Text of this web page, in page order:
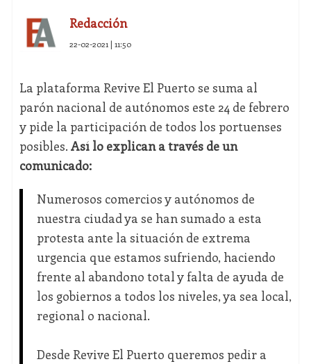
Redacción
22-02-2021 | 11:50
La plataforma Revive El Puerto se suma al
parón nacional de autónomos este 24 de febrero
y pide la participación de todos los portuenses
posibles. Así lo explican a través de un
comunicado:
Numerosos comercios y autónomos de
nuestra ciudad ya se han sumado a esta
protesta ante la situación de extrema
urgencia que estamos sufriendo, haciendo
frente al abandono total y falta de ayuda de
los gobiernos a todos los niveles, ya sea local,
regional o nacional.
Desde Revive El Puerto queremos pedir a